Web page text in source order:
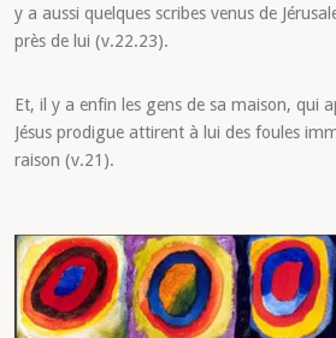
y a aussi quelques scribes venus de
près de lui (v.22.23).
Et, il y a enfin les gens de sa maison, qui
Jésus prodigue attirent à lui des foules
raison (v.21).